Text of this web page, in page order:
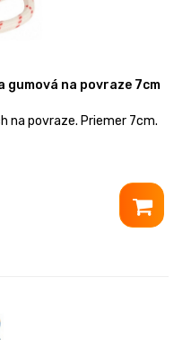
gumová na povraze 7cm
na povraze. Priemer 7cm.